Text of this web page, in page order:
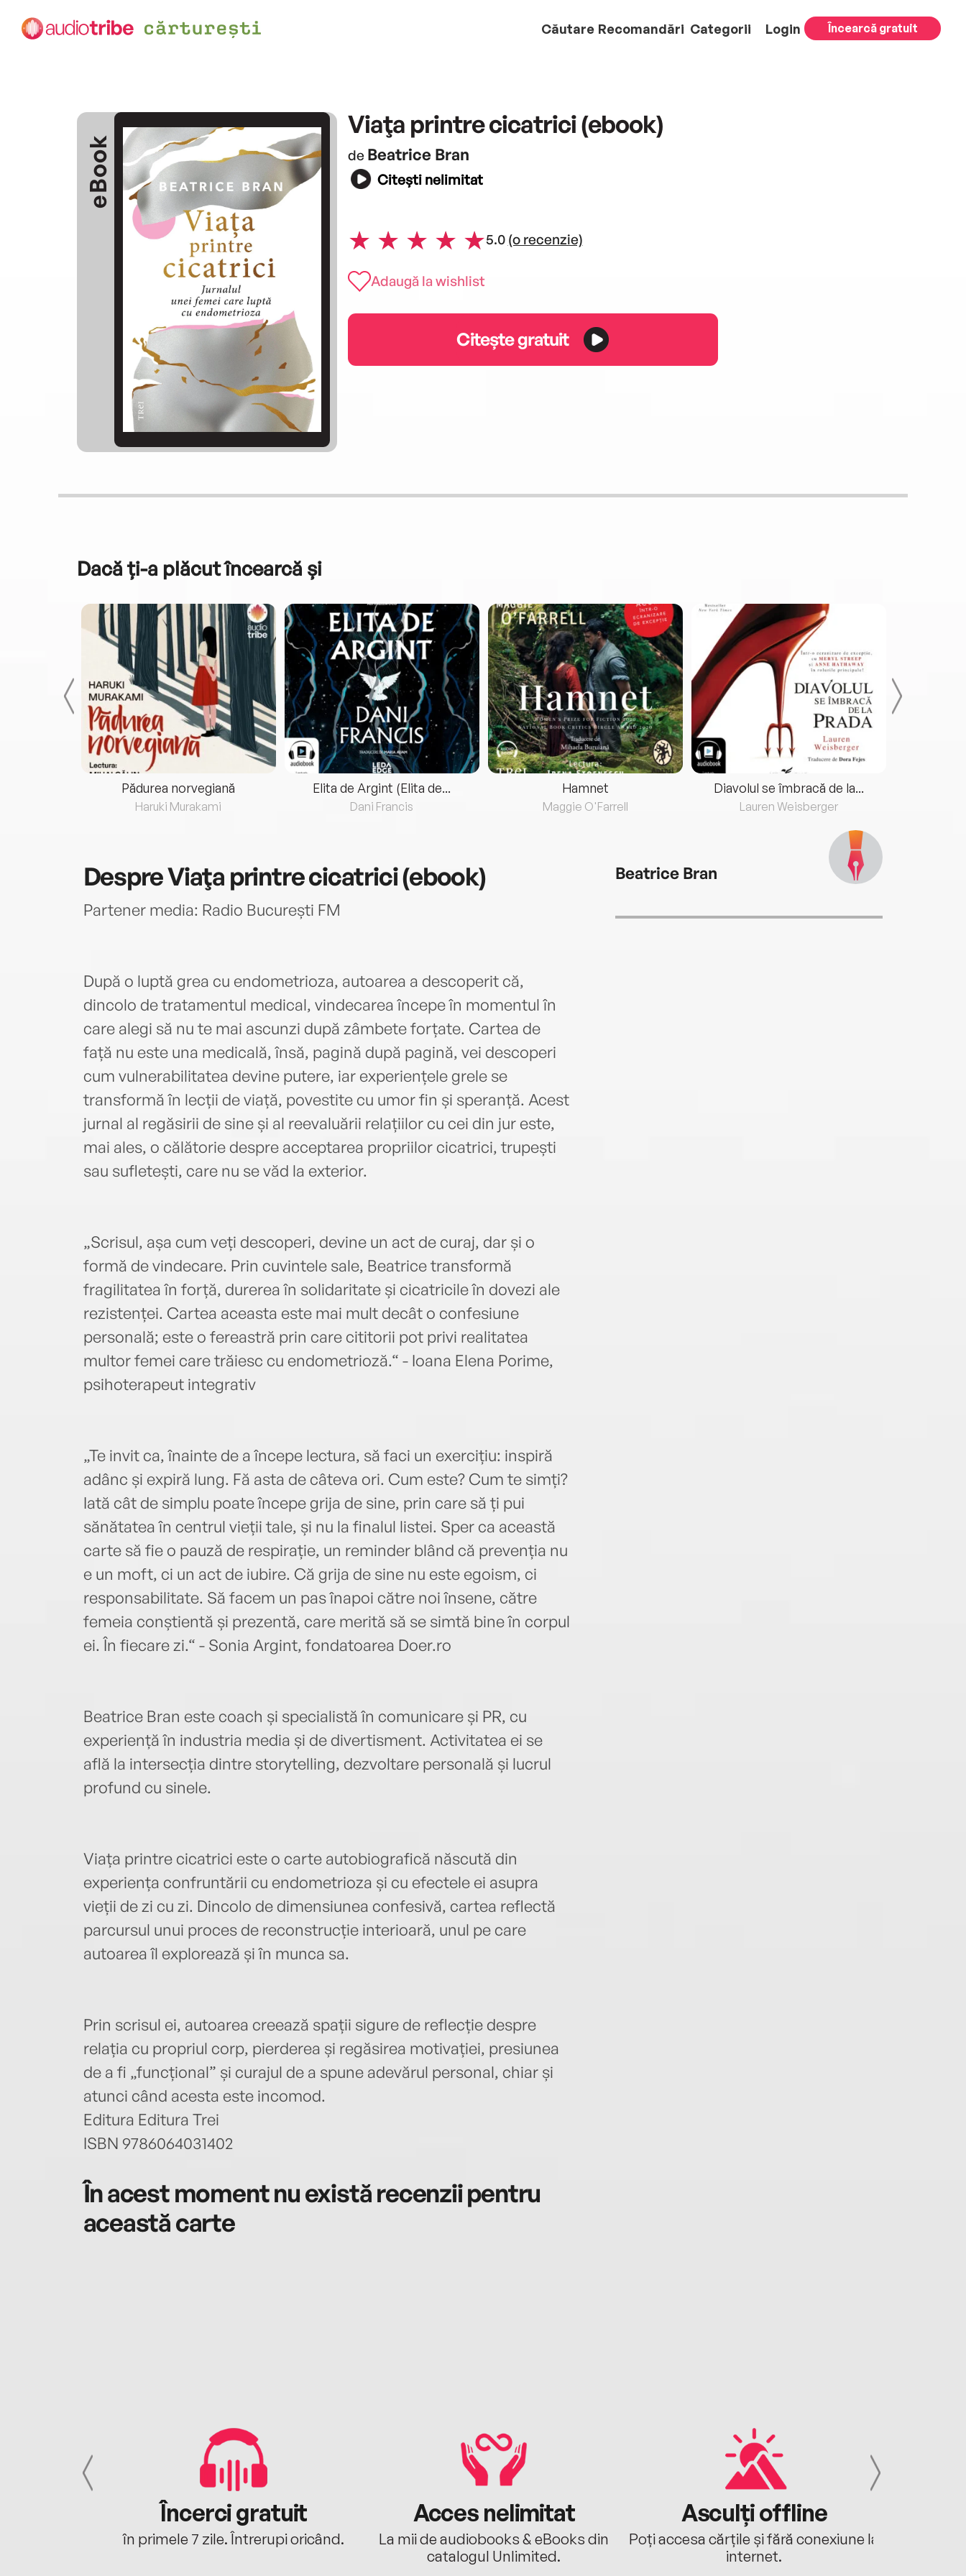
Căutare Recomandări Categorii Login Încearcă gratuit
eBook
Viaţa printre cicatrici (ebook)
de Beatrice Bran
Citești nelimitat
5.0 (o recenzie)
Adaugă la wishlist
Citește gratuit
Dacă ți-a plăcut încearcă și
Pădurea norvegiană
Haruki Murakami
Elita de Argint (Elita de...
Dani Francis
Hamnet
Maggie O'Farrell
Diavolul se îmbracă de la...
Lauren Weisberger
DespreViaţa printre cicatrici (ebook)
Partener media: Radio București FM
După o luptă grea cu endometrioza, autoarea a descoperit că,
dincolo de tratamentul medical, vindecarea începe în momentul în
care alegi să nu te mai ascunzi după zâmbete forțate. Cartea de
față nu este una medicală, însă, pagină după pagină, vei descoperi
cum vulnerabilitatea devine putere, iar experiențele grele se
transformă în lecții de viață, povestite cu umor fin și speranță. Acest
jurnal al regăsirii de sine și al reevaluării relațiilor cu cei din jur este,
mai ales, o călătorie despre acceptarea propriilor cicatrici, trupești
sau sufletești, care nu se văd la exterior.
„Scrisul, așa cum veți descoperi, devine un act de curaj, dar și o
formă de vindecare. Prin cuvintele sale, Beatrice transformă
fragilitatea în forță, durerea în solidaritate și cicatricile în dovezi ale
rezistenței. Cartea aceasta este mai mult decât o confesiune
personală; este o fereastră prin care cititorii pot privi realitatea
multor femei care trăiesc cu endometrioză.“ - Ioana Elena Porime,
psihoterapeut integrativ
„Te invit ca, înainte de a începe lectura, să faci un exercițiu: inspiră
adânc și expiră lung. Fă asta de câteva ori. Cum este? Cum te simți?
Iată cât de simplu poate începe grija de sine, prin care să ți pui
sănătatea în centrul vieții tale, și nu la finalul listei. Sper ca această
carte să fie o pauză de respirație, un reminder blând că prevenția nu
e un moft, ci un act de iubire. Că grija de sine nu este egoism, ci
responsabilitate. Să facem un pas înapoi către noi însene, către
femeia conștientă și prezentă, care merită să se simtă bine în corpul
ei. În fiecare zi.“ - Sonia Argint, fondatoarea Doer.ro
Beatrice Bran este coach și specialistă în comunicare și PR, cu
experiență în industria media și de divertisment. Activitatea ei se
află la intersecția dintre storytelling, dezvoltare personală și lucrul
profund cu sinele.
Viața printre cicatrici este o carte autobiografică născută din
experiența confruntării cu endometrioza și cu efectele ei asupra
vieții de zi cu zi. Dincolo de dimensiunea confesivă, cartea reflectă
parcursul unui proces de reconstrucție interioară, unul pe care
autoarea îl explorează și în munca sa.
Prin scrisul ei, autoarea creează spații sigure de reflecție despre
relația cu propriul corp, pierderea și regăsirea motivației, presiunea
de a fi „funcțional” și curajul de a spune adevărul personal, chiar și
atunci când acesta este incomod.
Editura Editura Trei
ISBN 9786064031402
În acest moment nu există recenzii pentru
această carte
Beatrice Bran
Încerci gratuit
în primele 7 zile. Întrerupi oricând.
Acces nelimitat
La mii de audiobooks & eBooks din
catalogul Unlimited.
Asculți offline
Poți accesa cărțile și fără conexiune la
internet.